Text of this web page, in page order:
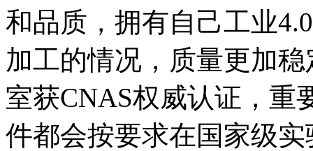
和品质，拥有自己工业
加工的情况，质量更加
室获CNAS权威认证，重
件都会按要求在国家级